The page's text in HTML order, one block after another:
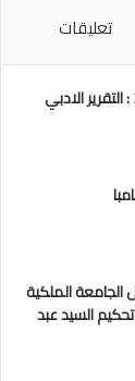
تعليقات
الجمع العام العادي 2019-2020 : التقرير الادبي
الجامعة الملكية
السيد عبد